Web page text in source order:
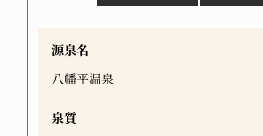
源泉名
八幡平温泉
泉質